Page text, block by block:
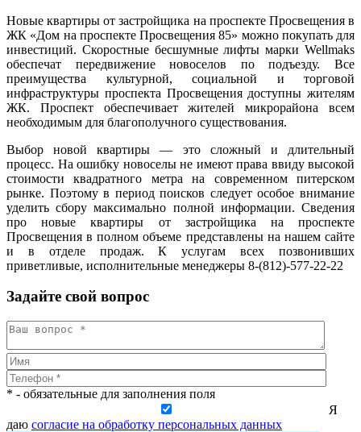
Новые квартиры от застройщика на проспекте Просвещения в
ЖК «Дом на проспекте Просвещения 85» можно покупать для
инвестиций. Скоростные бесшумные лифты марки Wellmaks
обеспечат передвижение новоселов по подъезду. Все
преимущества культурной, социальной и торговой
инфраструктуры проспекта Просвещения доступны жителям
ЖК. Проспект обеспечивает жителей микрорайона всем
необходимым для благополучного существования.
Выбор новой квартиры — это сложный и длительный
процесс. На ошибку новоселы не имеют права ввиду высокой
стоимости квадратного метра на современном питерском
рынке. Поэтому в период поисков следует особое внимание
уделить сбору максимально полной информации. Сведения
про новые квартиры от застройщика на проспекте
Просвещения в полном объеме представлены на нашем сайте
и в отделе продаж. К услугам всех позвонивших
приветливые, исполнительные менеджеры 8-(812)-577-22-22
Задайте свой вопрос
* - обязательные для заполнения поля
Я
даю согласие на обработку персональных данных